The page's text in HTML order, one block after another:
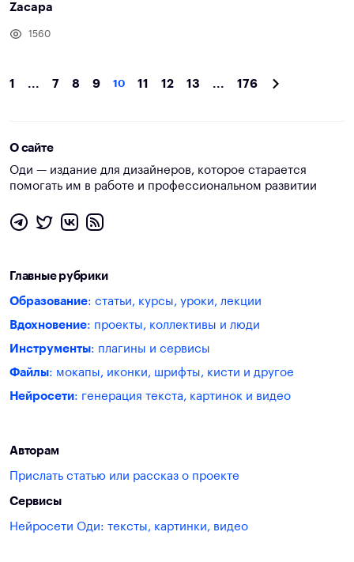
Zacapa
1560
1 ... 7 8 9 10 11 12 13 ... 176
О сайте
Оди — издание для дизайнеров, которое старается
помогать им в работе и профессиональном развитии
Главные рубрики
Образование: статьи, курсы, уроки, лекции
Вдохновение: проекты, коллективы и люди
Инструменты: плагины и сервисы
Файлы: мокапы, иконки, шрифты, кисти и другое
Нейросети: генерация текста, картинок и видео
Авторам
Прислать статью или рассказ о проекте
Сервисы
Нейросети Оди: тексты, картинки, видео